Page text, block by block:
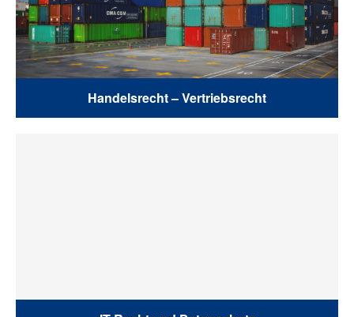
Handelsrecht – Vertriebsrecht